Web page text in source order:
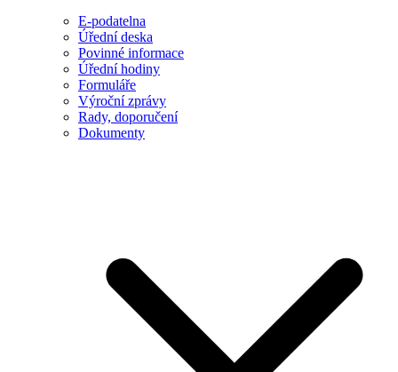
E-podatelna
Úřední deska
Povinné informace
Úřední hodiny
Formuláře
Výroční zprávy
Rady, doporučení
Dokumenty